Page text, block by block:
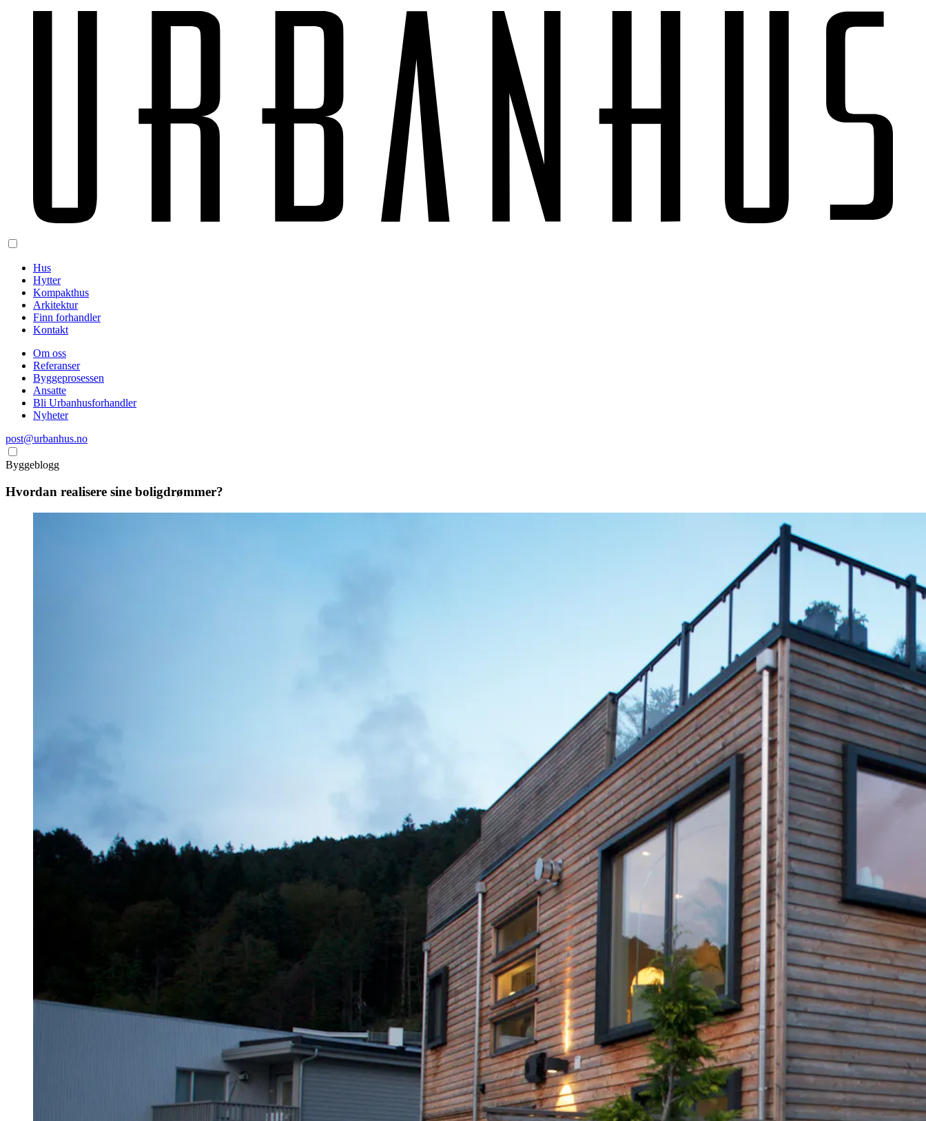
Hus
Hytter
Kompakthus
Arkitektur
Finn forhandler
Kontakt
Om oss
Referanser
Byggeprosessen
Ansatte
Bli Urbanhusforhandler
Nyheter
post@urbanhus.no
Byggeblogg
Hvordan realisere sine boligdrømmer?